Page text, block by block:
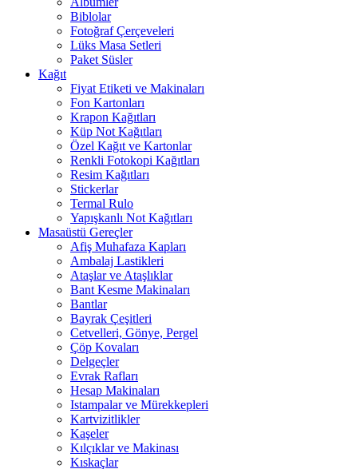
Biblolar
Fotoğraf Çerçeveleri
Lüks Masa Setleri
Paket Süsler
Kağıt
Fiyat Etiketi ve Makinaları
Fon Kartonları
Krapon Kağıtları
Küp Not Kağıtları
Özel Kağıt ve Kartonlar
Renkli Fotokopi Kağıtları
Resim Kağıtları
Stickerlar
Termal Rulo
Yapışkanlı Not Kağıtları
Masaüstü Gereçler
Afiş Muhafaza Kapları
Ambalaj Lastikleri
Ataşlar ve Ataşlıklar
Bant Kesme Makinaları
Bantlar
Bayrak Çeşitleri
Cetvelleri, Gönye, Pergel
Çöp Kovaları
Delgeçler
Evrak Rafları
Hesap Makinaları
Istampalar ve Mürekkepleri
Kartvizitlikler
Kaşeler
Kılçıklar ve Makinası
Kıskaçlar